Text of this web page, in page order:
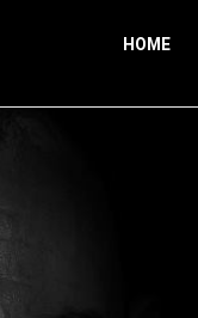
HOME